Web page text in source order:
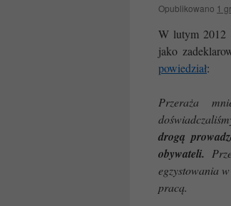
Opublikowano 1
W lutym 2012
jako
powiedział:
Przeraża
drogą
obywateli.
egzystowania
pracą.